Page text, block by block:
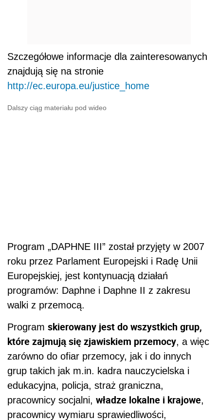
Szczegółowe informacje dla zainteresowanych
znajdują się na stronie
http://ec.europa.eu/justice_home
Dalszy ciąg materiału pod wideo
Program „DAPHNE III” został przyjęty w 2007
roku przez Parlament Europejski i Radę Unii
Europejskiej, jest kontynuacją działań
programów: Daphne i Daphne II z zakresu
walki z przemocą.
Program skierowany jest do wszystkich grup,
które zajmują się zjawiskiem przemocy, a więc
zarówno do ofiar przemocy, jak i do innych
grup takich jak m.in. kadra nauczycielska i
edukacyjna, policja, straż graniczna,
pracownicy socjalni, władze lokalne i krajowe,
pracownicy wymiaru sprawiedliwości,